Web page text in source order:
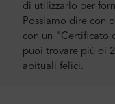
di utilizzarlo per
Possiamo dire con
con un "Certificato
puoi trovare più di
abituali felici.